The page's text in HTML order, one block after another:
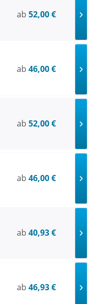
ab 52,00 €
ab 46,00 €
ab 52,00 €
ab 46,00 €
ab 40,93 €
ab 46,93 €